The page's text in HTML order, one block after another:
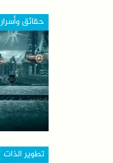
حقائق وأسرار
تطوير الذات